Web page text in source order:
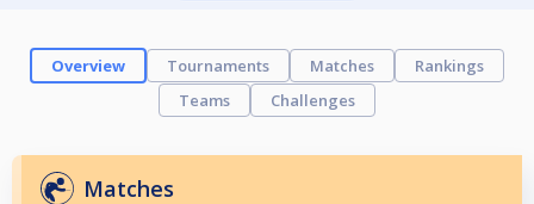
Overview Tournaments Matches
Rankings
Teams
Challenges
Matches